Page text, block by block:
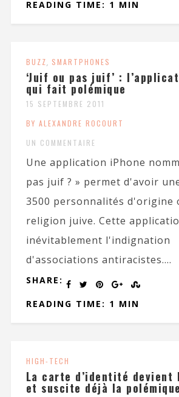
READING TIME: 1 MIN
BUZZ, SMARTPHONES
‘Juif ou pas juif’ :
qui fait polémique
15 SEPTEMBRE 2011
BY ALEXANDRE ROCOURT
UN COMMENTAIRE
Une application iPhone
pas juif ? » permet d'avoir
3500 personnalités d'origine
religion juive. Cette
inévitablement l'indignation
d'associations antiracistes....
SHARE:
READING TIME: 1 MIN
HIGH-TECH
La carte d’identité devient
et suscite déjà la polémique